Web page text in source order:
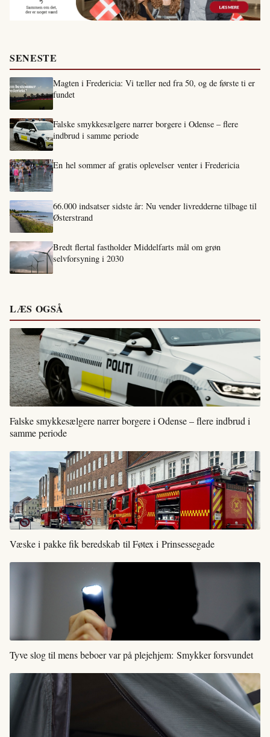
SENESTE
Magten i Fredericia: Vi tæller ned fra 50, og de første ti er
fundet
Falske smykkesælgere narrer borgere i Odense – flere
indbrud i samme periode
En hel sommer af gratis oplevelser venter i Fredericia
66.000 indsatser sidste år: Nu vender livredderne tilbage til
Østerstrand
Bredt flertal fastholder Middelfarts mål om grøn
selvforsyning i 2030
LÆS OGSÅ
Falske smykkesælgere narrer borgere i Odense – flere indbrud i
samme periode
Væske i pakke fik beredskab til Føtex i Prinsessegade
Tyve slog til mens beboer var på plejehjem: Smykker forsvundet